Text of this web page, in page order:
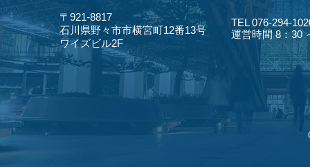
〒921-8817
​石川県野々市市横宮町12番13号
​ワイズビル2F
TEL 076-294-
運営時間 8：30